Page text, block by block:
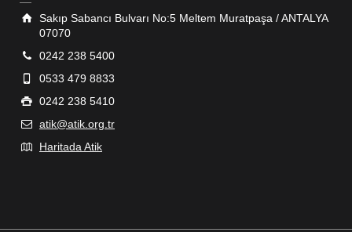
Sakıp Sabancı Bulvarı No:5 Meltem Muratpaşa / ANTALYA
07070
0242 238 5400
0533 479 8833
0242 238 5410
atik@atik.org.tr
Haritada Atik